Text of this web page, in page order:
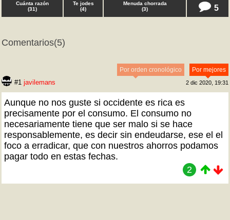
Cuánta razón
(31)
Te jodes
(4)
Menuda chorrada
(3) 5
Comentarios(5)
Por mejores
Por orden cronológico
#1 javilemans 2 dic 2020, 19:31
Aunque no nos guste si occidente es rica es
precisamente por el consumo. El consumo no
necesariamente tiene que ser malo si se hace
responsablemente, es decir sin endeudarse, ese el el
foco a erradicar, que con nuestros ahorros podamos
pagar todo en estas fechas.
2